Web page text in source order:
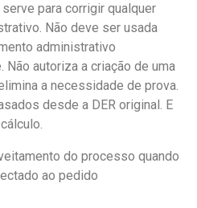
para corrigir qualquer
Não deve ser usada
administrativo
autoriza a criação de uma
a necessidade de prova.
desde a DER original. E
do processo quando
ao pedido